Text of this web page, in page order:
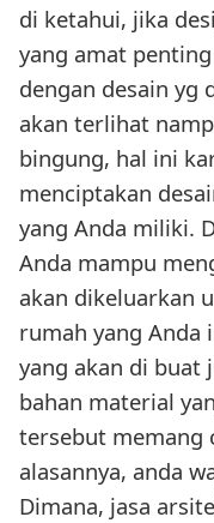
di ketahui, jika
yang amat
dengan desain yg
akan terlihat
bingung, hal ini
menciptakan
yang Anda miliki.
Anda mampu
akan dikeluarkan
rumah yang Anda
yang akan di buat
bahan material
tersebut memang
alasannya, anda
Dimana, jasa